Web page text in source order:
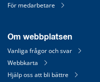
För medarbetare
Om webbplatsen
Vanliga frågor och svar
Webbkarta
Hjälp oss att bli bättre